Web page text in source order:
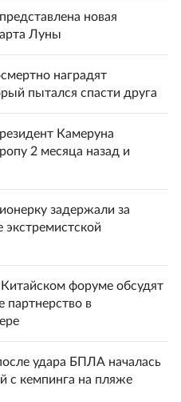
новая
Луны
наградят
пытался спасти друга
Камеруна
2 месяца назад и
задержали за
экстремистской
форуме обсудят
партнерство в
удара БПЛА началась
с кемпинга на пляже